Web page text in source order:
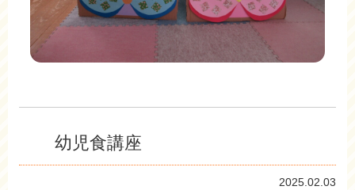
幼児食講座
2025.02.03